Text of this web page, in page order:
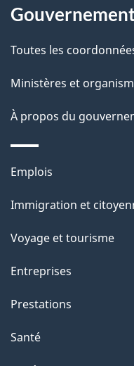
t
a
l
s
l
a
a
g
"
propos
ce
site
Toutes les
Ministères et
À propos du
Thèmes
sujets
Emplois
Immigration et
Voyage et tourisme
Entreprises
Prestations
Santé